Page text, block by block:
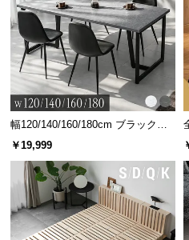
幅120/140/160/180cm ブラックフ
レーム ダイニング 大理石調 4人掛
￥19,999